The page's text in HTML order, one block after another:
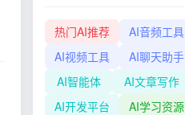
热门AI推荐 AI音频工具
AI视频工具
AI聊天助手
AI智能体
AI文章写作
AI开发平台
AI学习资源